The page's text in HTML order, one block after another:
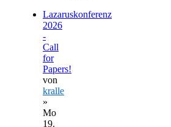
Lazaruskonferenz
2026
-
Call
for
Papers!
von
kralle
»
Mo
19.